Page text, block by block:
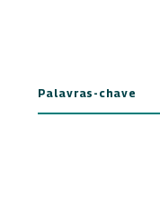
Palavras-chave